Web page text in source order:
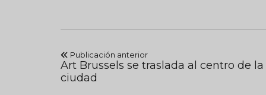
Publicación anterior
Art Brussels se traslada al centro de la
ciudad